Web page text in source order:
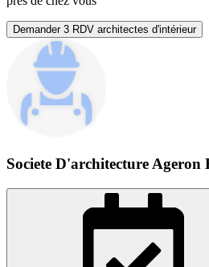
Demander 3 RDV architectes d'intérieur
Societe D'architecture Ageron